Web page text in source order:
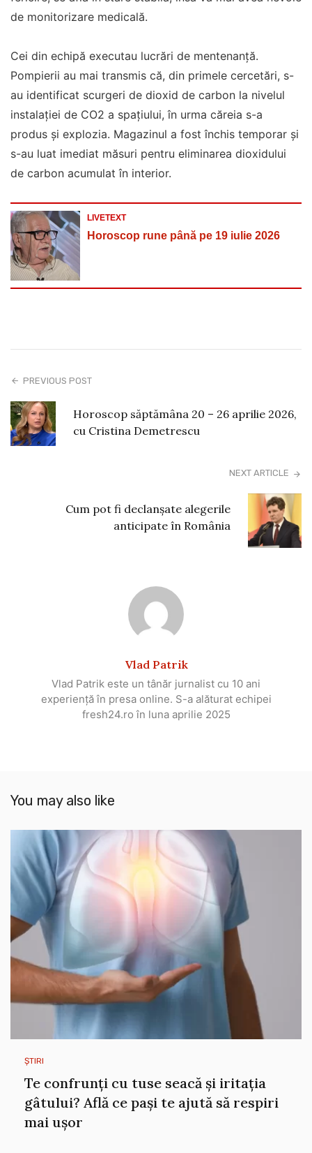
de monitorizare medicală.
Cei din echipă executau lucrări de mentenanță.
Pompierii au mai transmis că, din primele cercetări, s-
au identificat scurgeri de dioxid de carbon la nivelul
instalației de CO2 a spațiului, în urma căreia s-a
produs și explozia. Magazinul a fost închis temporar și
s-au luat imediat măsuri pentru eliminarea dioxidului
de carbon acumulat în interior.
LIVETEXT
Horoscop rune până pe 19 iulie 2026
PREVIOUS POST
Horoscop săptămâna 20 – 26 aprilie 2026,
cu Cristina Demetrescu
NEXT ARTICLE
Cum pot fi declanșate alegerile
anticipate în România
Vlad Patrik
Vlad Patrik este un tânăr jurnalist cu 10 ani
experiență în presa online. S-a alăturat echipei
fresh24.ro în luna aprilie 2025
You may also like
ȘTIRI
Te confrunți cu tuse seacă și iritația
gâtului? Află ce pași te ajută să respiri
mai ușor